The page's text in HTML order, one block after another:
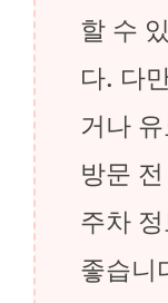
할 수
다. 다
거나
방문
주차
좋습니